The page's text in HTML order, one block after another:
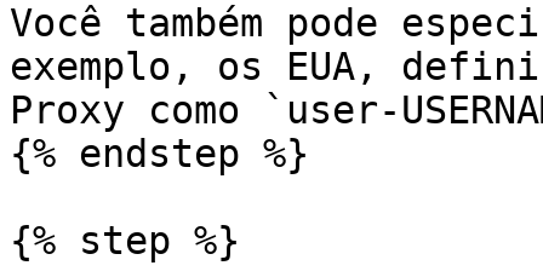
Você também pode
exemplo, os EUA,
Proxy como `user-
{% endstep %}
{% step %}